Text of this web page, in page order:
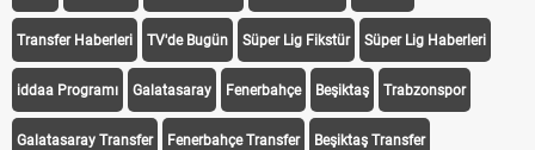
Transfer Haberleri TV'de Bugün Süper Lig Fikstür Süper Lig Haberleri
iddaa Programı Galatasaray Fenerbahçe Beşiktaş Trabzonspor
Galatasaray Transfer Fenerbahçe Transfer Beşiktaş Transfer